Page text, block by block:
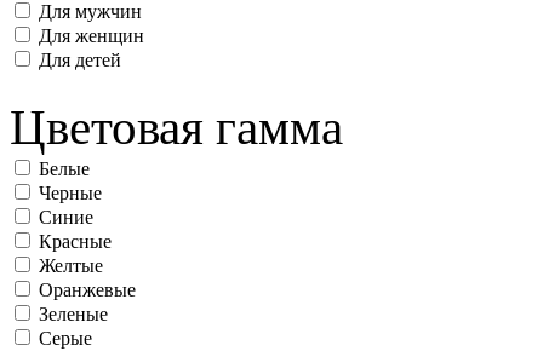
Для мужчин
Для женщин
Для детей
Цветовая гамма
Белые
Черные
Синие
Красные
Желтые
Оранжевые
Зеленые
Серые